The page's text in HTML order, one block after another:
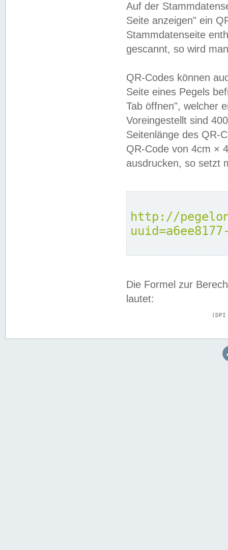
Auf der
Seite anzeigen" ein
Stammdatenseite
gescannt, so wird
QR-Codes können
Seite eines Pegels
Tab öffnen", welcher
Voreingestellt sind
Seitenlänge des QR-
QR-Code von 4cm ×
ausdrucken, so setzt
http://
Die Formel zur
lautet: